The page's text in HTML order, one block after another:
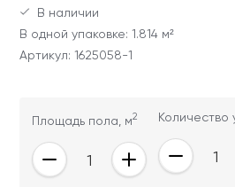
В наличии
В одной упаковке: 1.814 м²
Артикул: 1625058-1
Площадь пола, м2 Количество